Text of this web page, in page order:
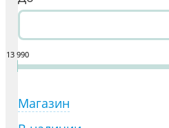
13 990
Магазин